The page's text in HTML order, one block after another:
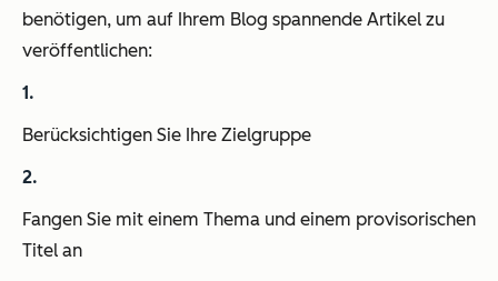
benötigen, um auf Ihrem Blog spannende Artikel zu
veröffentlichen:
Berücksichtigen Sie Ihre Zielgruppe
Fangen Sie mit einem Thema und einem provisorischen
Titel an